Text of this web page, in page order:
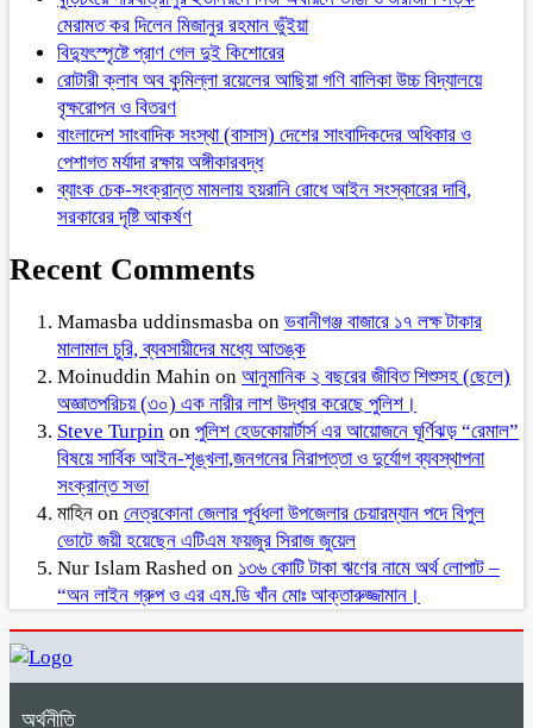
মেরামত কর দিলেন মিজানুর রহমান ভুঁইয়া
বিদ্যুৎস্পৃষ্টে প্রাণ গেল দুই কিশোরের
রোটারী ক্লাব অব কুমিল্লা রয়েলের আছিয়া গণি বালিকা উচ্চ বিদ্যালয়ে
বৃক্ষরোপন ও বিতরণ
বাংলাদেশ সাংবাদিক সংস্থা (বাসাস) দেশের সাংবাদিকদের অধিকার ও
পেশাগত মর্যাদা রক্ষায় অঙ্গীকারবদ্ধ
ব্যাংক চেক-সংক্রান্ত মামলায় হয়রানি রোধে আইন সংস্কারের দাবি,
সরকারের দৃষ্টি আকর্ষণ
Recent Comments
Mamasba uddinsmasba on ভবানীগঞ্জ বাজারে ১৭ লক্ষ টাকার
মালামাল চুরি, ব্যবসায়ীদের মধ্যে আতঙ্ক
Moinuddin Mahin on আনুমানিক ২ বছরের জীবিত শিশুসহ (ছেলে)
অজ্ঞাতপরিচয় (৩০) এক নারীর লাশ উদ্ধার করেছে পুলিশ।
Steve Turpin on পুলিশ হেডকোয়ার্টার্স এর আয়োজনে ঘূর্ণিঝড় “রেমাল”
বিষয়ে সার্বিক আইন-শৃঙ্খলা,জনগনের নিরাপত্তা ও দুর্যোগ ব্যবস্থাপনা
সংক্রান্ত সভা
মাহিন on নেত্রকোনা জেলার পূর্বধলা উপজেলার চেয়ারম্যান পদে বিপুল
ভোটে জয়ী হয়েছেন এটিএম ফয়জুর সিরাজ জুয়েল
Nur Islam Rashed on ১৩৬ কোটি টাকা ঋণের নামে অর্থ লোপাট –
“অন লাইন গ্রুপ ও এর এম.ডি খাঁন মোঃ আক্তারুজ্জামান।
অর্থনীতি